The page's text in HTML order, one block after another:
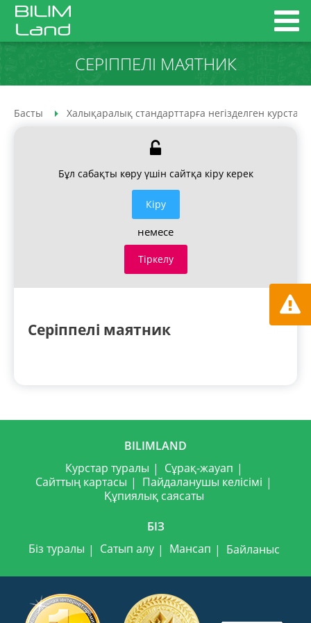
СЕРІППЕЛІ МАЯТНИК
Басты Халықаралық стандарттарға негізделген курстар
Бұл сабақты көру үшін сайтқа кіру керек
Кiру
немесе
Тіркелу
Серіппелі маятник
BILIMLAND
Курстар туралы
Сұрақ-жауап
Сайттың картасы
Пайдаланушы келісімі
Құпиялық саясаты
БІЗ
Біз туралы
Сатып алу Мансап Байланыс